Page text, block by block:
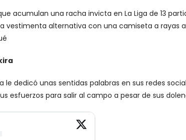
acumulan una racha invicta en La Liga de 13
vestimenta alternativa con una camiseta a rayas
le dedicó unas sentidas palabras en sus redes
esfuerzos para salir al campo a pesar de sus